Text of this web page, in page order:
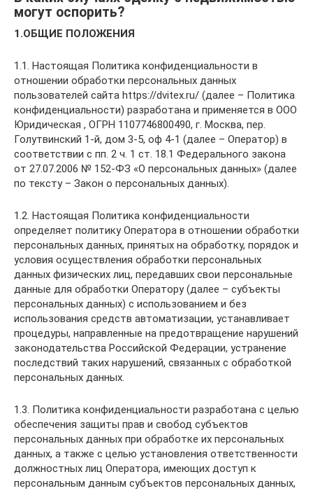
могут оспорить?
1.ОБЩИЕ ПОЛОЖЕНИЯ
1.1. Настоящая Политика конфиденциальности в
отношении обработки персональных данных
пользователей сайта https://dvitex.ru/ (далее – Политика
конфиденциальности) разработана и применяется в ООО
Юридическая , ОГРН 1107746800490, г. Москва, пер.
Голутвинский 1-й, дом 3-5, оф 4-1 (далее – Оператор) в
соответствии с пп. 2 ч. 1 ст. 18.1 Федерального закона
от 27.07.2006 № 152-ФЗ «О персональных данных» (далее
по тексту – Закон о персональных данных).
1.2. Настоящая Политика конфиденциальности
определяет политику Оператора в отношении обработки
персональных данных, принятых на обработку, порядок и
условия осуществления обработки персональных
данных физических лиц, передавших свои персональные
данные для обработки Оператору (далее – субъекты
персональных данных) с использованием и без
использования средств автоматизации, устанавливает
процедуры, направленные на предотвращение нарушений
законодательства Российской Федерации, устранение
последствий таких нарушений, связанных с обработкой
персональных данных.
1.3. Политика конфиденциальности разработана с целью
обеспечения защиты прав и свобод субъектов
персональных данных при обработке их персональных
данных, а также с целью установления ответственности
должностных лиц Оператора, имеющих доступ к
персональным данным субъектов персональных данных,